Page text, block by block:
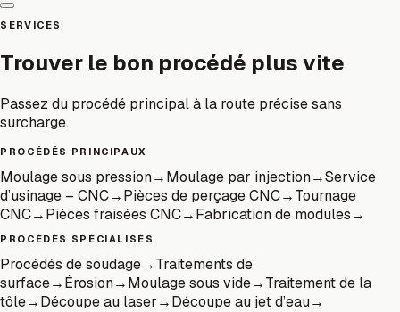
SERVICES
Trouver le bon procédé plus vite
Passez du procédé principal à la route précise sans
surcharge.
PROCÉDÉS PRINCIPAUX
Moulage sous pression→Moulage par injection→Service
d’usinage – CNC→Pièces de perçage CNC→Tournage
CNC→Pièces fraisées CNC→Fabrication de modules→
PROCÉDÉS SPÉCIALISÉS
Procédés de soudage→Traitements de
surface→Érosion→Moulage sous vide→Traitement de la
tôle→Découpe au laser→Découpe au jet d’eau→